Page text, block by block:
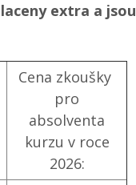
extra a
Cena zkoušky
pro
absolventa
kurzu v roce
2026: